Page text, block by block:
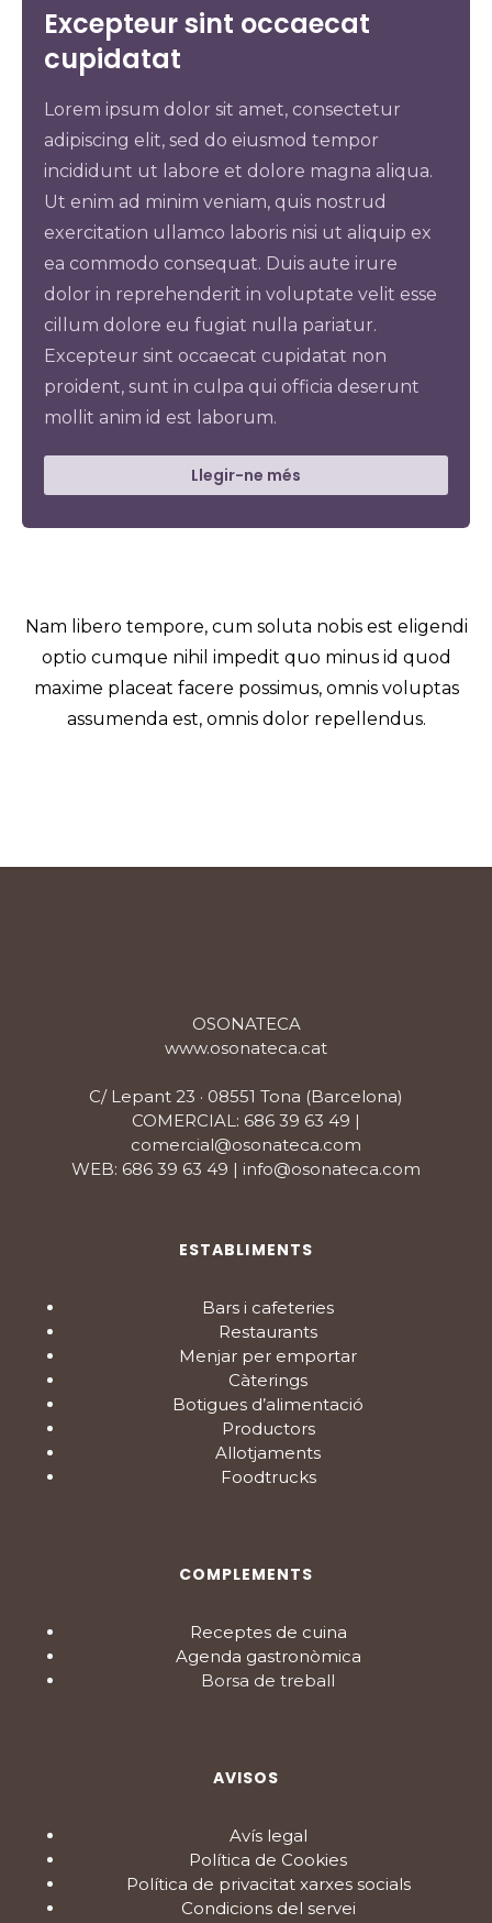
Excepteur sint occaecat
cupidatat
Lorem ipsum dolor sit amet, consectetur
adipiscing elit, sed do eiusmod tempor
incididunt ut labore et dolore magna aliqua.
Ut enim ad minim veniam, quis nostrud
exercitation ullamco laboris nisi ut aliquip ex
ea commodo consequat. Duis aute irure
dolor in reprehenderit in voluptate velit esse
cillum dolore eu fugiat nulla pariatur.
Excepteur sint occaecat cupidatat non
proident, sunt in culpa qui officia deserunt
mollit anim id est laborum.
Llegir-ne més
Nam libero tempore, cum soluta nobis est eligendi
optio cumque nihil impedit quo minus id quod
maxime placeat facere possimus, omnis voluptas
assumenda est, omnis dolor repellendus.
OSONATECA
www.osonateca.cat
C/ Lepant 23 · 08551 Tona (Barcelona)
COMERCIAL: 686 39 63 49 |
comercial@osonateca.com
WEB: 686 39 63 49 | info@osonateca.com
ESTABLIMENTS
Bars i cafeteries
Restaurants
Menjar per emportar
Càterings
Botigues d’alimentació
Productors
Allotjaments
Foodtrucks
COMPLEMENTS
Receptes de cuina
Agenda gastronòmica
Borsa de treball
AVISOS
Avís legal
Política de Cookies
Política de privacitat xarxes socials
Condicions del servei